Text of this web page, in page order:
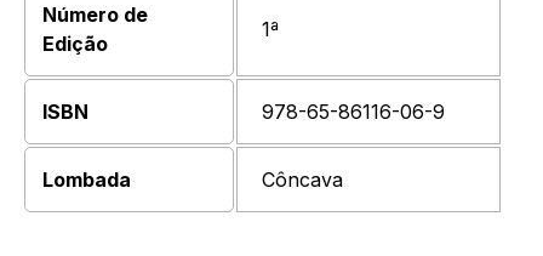
Número de
Edição
1ª
ISBN 978-65-86116-06-9
Lombada Côncava